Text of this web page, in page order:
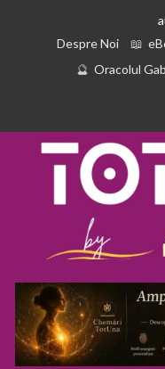
Despre Noi
Oracolul